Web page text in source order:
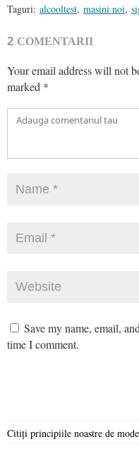
Taguri: alcooltest, masini noi,
2 COMENTARII
Your email address will not
marked *
Save my name, email,
time I comment.
Citiți principiile noastre de